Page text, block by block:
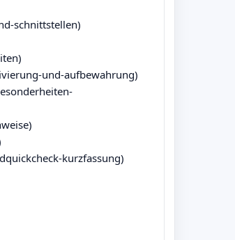
schnittstellen)
und-aufbewahrung)
kurzfassung)